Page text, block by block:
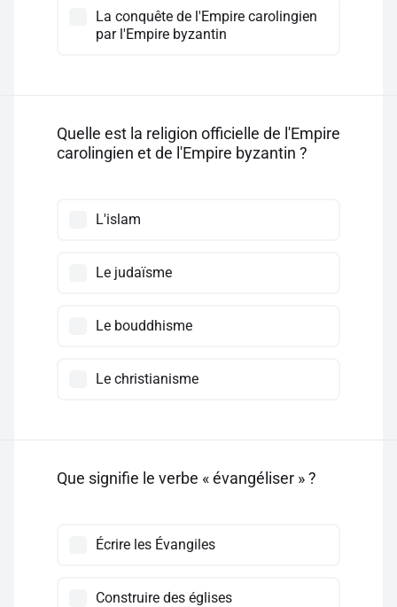
La conquête de l'Empire carolingien
par l'Empire byzantin
Quelle est la religion officielle de l'Empire
carolingien et de l'Empire byzantin ?
L'islam
Le judaïsme
Le bouddhisme
Le christianisme
Que signifie le verbe « évangéliser » ?
Écrire les Évangiles
Construire des églises